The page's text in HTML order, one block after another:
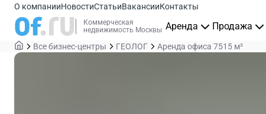
О компанииНовостиСтатьиВакансииКонтакты
Коммерческая
недвижимость Москвы Аренда Продажа
Все бизнес-центры ГЕОЛОГ Аренда офиса 7515 м²